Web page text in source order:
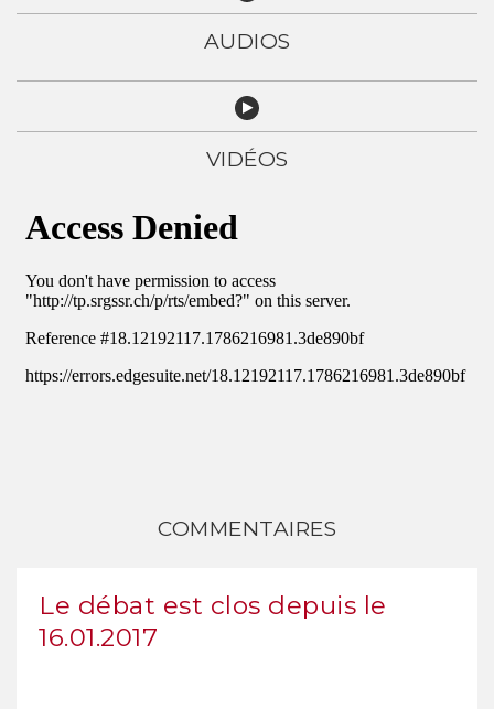
AUDIOS
VIDÉOS
COMMENTAIRES
Le débat est clos depuis le
16.01.2017